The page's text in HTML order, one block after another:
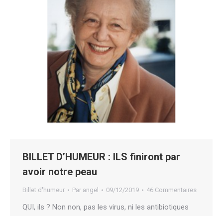
BILLET D’HUMEUR : ILS finiront par
avoir notre peau
Billet d'humeur Par angel 09/12/2019 46 Commentaires
QUI, ils ? Non non, pas les virus, ni les antibiotiques